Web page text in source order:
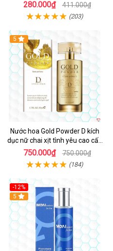
280.000₫ 411.000₫
(203)
5
Nước hoa Gold Powder D kích
dục nữ chai xịt tình yêu cao cấp
chính hãng
750.000₫ 750.000₫
(184)
-12%
5